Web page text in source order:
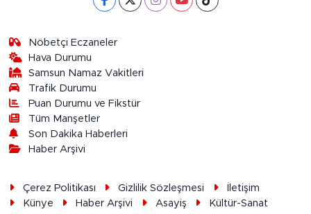
Nöbetçi Eczaneler
Hava Durumu
Samsun Namaz Vakitleri
Trafik Durumu
Puan Durumu ve Fikstür
Tüm Manşetler
Son Dakika Haberleri
Haber Arşivi
Çerez Politikası Gizlilik Sözleşmesi
İletişim
Künye
Haber Arşivi Asayiş
Kültür-Sanat